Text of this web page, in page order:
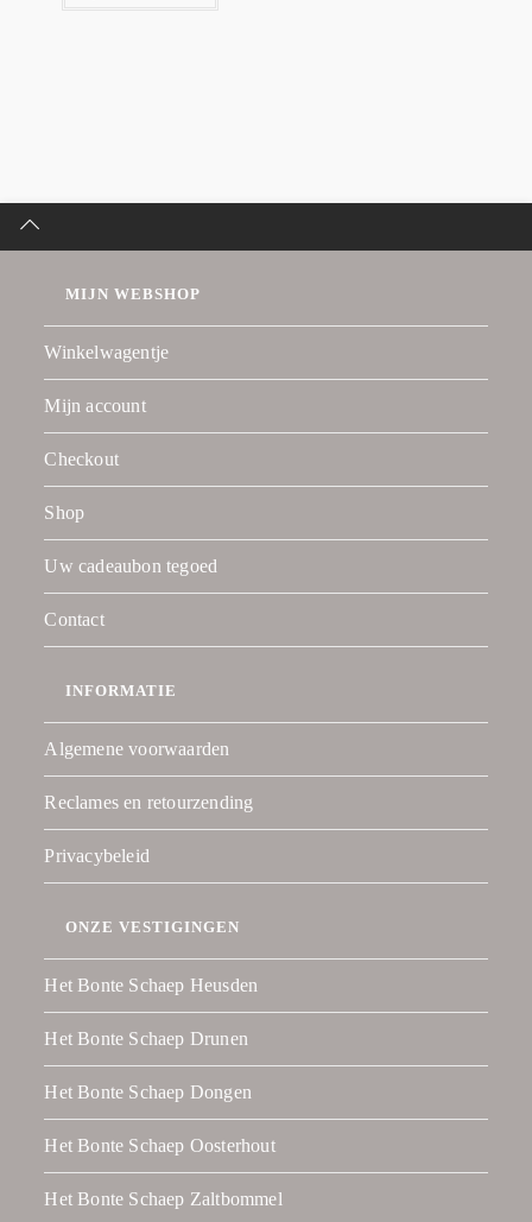
MIJN WEBSHOP
Winkelwagentje
Mijn account
Checkout
Shop
Uw cadeaubon tegoed
Contact
INFORMATIE
Algemene voorwaarden
Reclames en retourzending
Privacybeleid
ONZE VESTIGINGEN
Het Bonte Schaep Heusden
Het Bonte Schaep Drunen
Het Bonte Schaep Dongen
Het Bonte Schaep Oosterhout
Het Bonte Schaep Zaltbommel